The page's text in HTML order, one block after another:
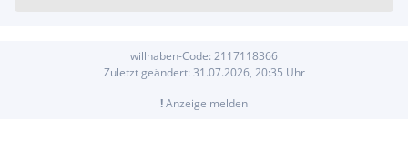
willhaben-Code: 2117118366
Zuletzt geändert: 31.07.2026, 20:35 Uhr
!Anzeige melden